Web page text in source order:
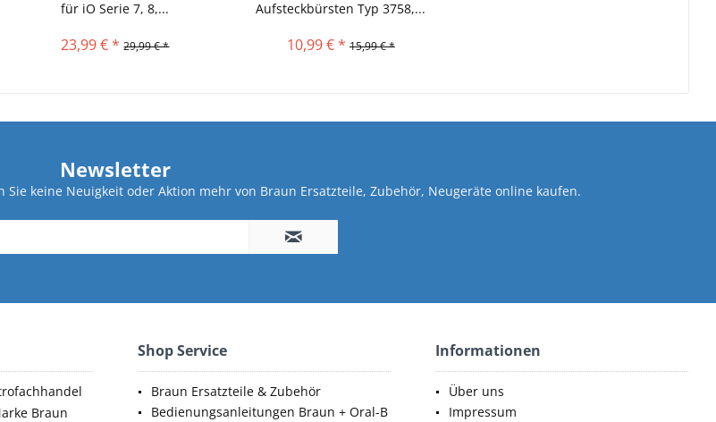
für iO Serie 7, 8,...
23,99 € * 29,99 € *
Aufsteckbürsten Typ 3758,...
10,99 € * 15,99 € *
Newsletter
keine Neuigkeit oder Aktion mehr von Braun Ersatzteile, Zubehör, Neugeräte online kaufen.
Braun
Shop Service
Braun Ersatzteile & Zubehör
Bedienungsanleitungen Braun + Oral-B
Informationen
Über uns
Impressum